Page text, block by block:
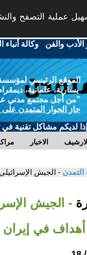
عملية التصفح
الأدب والفن -وكالة أنباء
الموقع الرئيسي
يسارية، علمانية،
"من أجل مجتمع مدني
حاز الحوار المتمدن على
إذا لديكم مشاكل تقنية في
الاخبار
التمدن - الجيش
- الجيش
في إيران